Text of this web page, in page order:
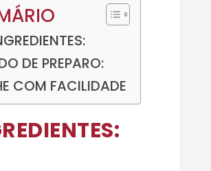
DE PREPARO:
COM FACILIDADE